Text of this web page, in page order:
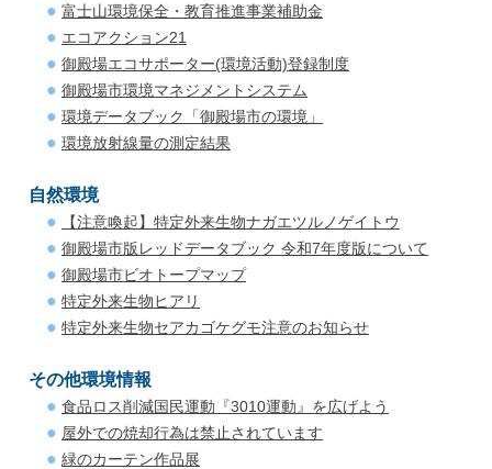
富士山環境保全・教育推進事業補助金
エコアクション21
御殿場エコサポーター(環境活動)登録制度
御殿場市環境マネジメントシステム
環境データブック「御殿場市の環境」
環境放射線量の測定結果
自然環境
【注意喚起】特定外来生物ナガエツルノゲイトウ
御殿場市版レッドデータブック 令和7年度版について
御殿場市ビオトープマップ
特定外来生物ヒアリ
特定外来生物セアカゴケグモ注意のお知らせ
その他環境情報
食品ロス削減国民運動『3010運動』を広げよう
屋外での焼却行為は禁止されています
緑のカーテン作品展